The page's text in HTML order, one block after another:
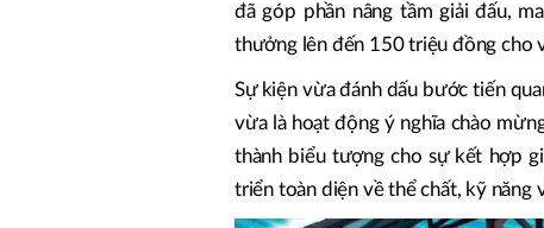
đã góp phần nâng tầm giải đấu,
thưởng lên đến 150 triệu đồng cho
Sự kiện vừa đánh dấu bước tiến
vừa là hoạt động ý nghĩa chào
thành biểu tượng cho sự kết hợp
triển toàn diện về thể chất, kỹ năng